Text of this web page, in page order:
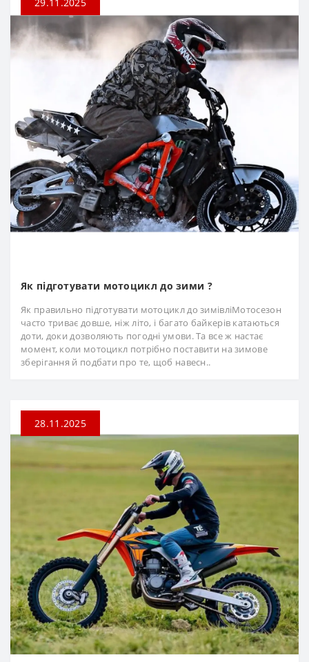
Як підготувати мотоцикл до зими ?
Як правильно підготувати мотоцикл до зимівліМотосезон
часто триває довше, ніж літо, і багато байкерів катаються
доти, доки дозволяють погодні умови. Та все ж настає
момент, коли мотоцикл потрібно поставити на зимове
зберігання й подбати про те, щоб навесн..
28.11.2025